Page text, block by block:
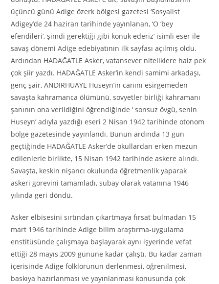
üçüncü günü Adige özerk bölgesi gazetesi ‘Sosyalist
Adigey’de 24 haziran tarihinde yayınlanan, ‘O ‘bey
efendileri’, şimdi gerektiği gibi konuk ederiz’ isimli eser ile
savaş dönemi Adige edebiyatının ilk sayfası açılmış oldu.
Ardından HADAĞATLE Asker, vatansever niteliklere haiz pek
çok şiir yazdı. HADAĞATLE Asker’in kendi samimi arkadaşı,
genç şair, ANDIRHUAYE Huseyn’in canını esirgemeden
savaşta kahramanca ölümünü, sovyetler birliği kahramanı
şanının ona verildiğini öğrendiğinde ‘ sonsuz övgü, senin
Huseyn’ adıyla yazdığı eseri 2 Nisan 1942 tarihinde otonom
bölge gazetesinde yayınlandı. Bunun ardında 13 gün
geçtiğinde HADAĞATLE Asker’de okullardan erken mezun
edilenlerle birlikte, 15 Nisan 1942 tarihinde askere alındı.
Savaşta, keskin nişancı okulunda öğretmenlik yaparak
askeri görevini tamamladı, subay olarak vatanına 1946
yılında geri döndü.
Asker elbisesini sırtından çıkartmaya fırsat bulmadan 15
mart 1946 tarihinde Adige bilim araştırma-uygulama
enstitüsünde çalışmaya başlayarak aynı işyerinde vefat
ettiği 28 mayıs 2009 gününe kadar çalıştı. Bu kadar zaman
içerisinde Adige folklorunun derlenmesi, öğrenilmesi,
baskıya hazırlanması ve yayınlanması konusunda çok